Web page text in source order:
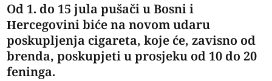
Od 1. do 15 jula pušači u Bosni i
Hercegovini biće na novom udaru
poskupljenja cigareta, koje će, zavisno od
brenda, poskupjeti u prosjeku od 10 do 20
feninga.